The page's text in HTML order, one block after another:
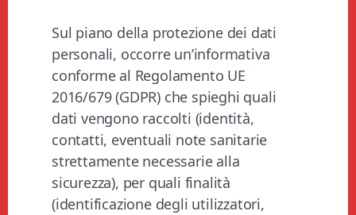
Sul piano della protezione dei dati
personali, occorre un’informativa
conforme al Regolamento UE
2016/679 (GDPR) che spieghi quali
dati vengono raccolti (identità,
contatti, eventuali note sanitarie
strettamente necessarie alla
sicurezza), per quali finalità
(identificazione degli utilizzatori,